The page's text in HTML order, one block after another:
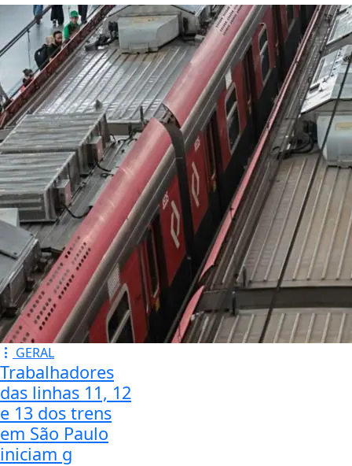
GERAL
Trabalhadores
das linhas 11, 12
e 13 dos trens
em São Paulo
iniciam g